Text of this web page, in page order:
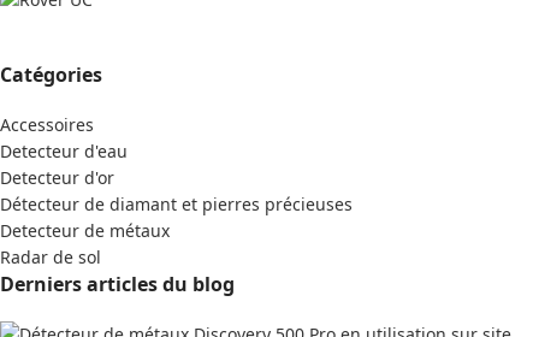
Catégories
Accessoires
Detecteur d'eau
Detecteur d'or
Détecteur de diamant et pierres précieuses
Detecteur de métaux
Radar de sol
Derniers articles du blog